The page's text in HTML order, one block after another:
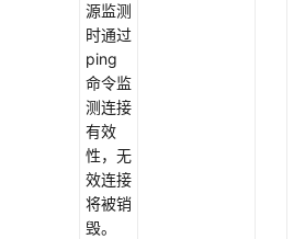
源监测
时通过
ping
命令监
测连接
有效
性，无
效连接
将被销
毁。